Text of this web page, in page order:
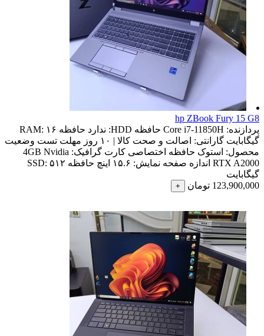
hp ZBook Fury 15 G8
پردازنده: Core i7-11850H حافظه HDD: ندارد حافظه RAM: ۱۶
گیگابایت گارانتی: اصالت و صحت کالا | ۱۰ روز مهلت تست
وضعیت
محصول: استوک حافظه اختصاصی کارت گرافیک: 4GB Nvidia
RTX A2000 اندازه صفحه نمایش: ۱۵.۶ اینچ حافظه SSD: ۵۱۲
گیگابایت
123,900,000 تومان +